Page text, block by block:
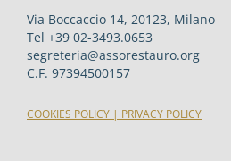
Via Boccaccio 14, 20123, Milano
Tel +39 02-3493.0653
segreteria@assorestauro.org
C.F. 97394500157
COOKIES POLICY | PRIVACY POLICY